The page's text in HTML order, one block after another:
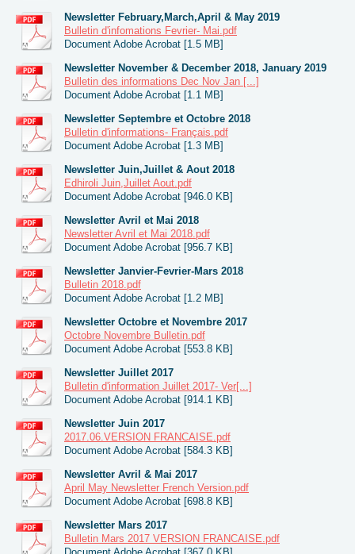
Newsletter February,March,April & May 2019
Bulletin d'infomations Fevrier- Mai.pdf
Document Adobe Acrobat [1.5 MB]
Newsletter November & December 2018, January 2019
Bulletin des informations Dec Nov Jan [...]
Document Adobe Acrobat [1.1 MB]
Newsletter Septembre et Octobre 2018
Bulletin d'informations- Français.pdf
Document Adobe Acrobat [1.3 MB]
Newsletter Juin,Juillet & Aout 2018
Edhiroli Juin,Juillet Aout.pdf
Document Adobe Acrobat [946.0 KB]
Newsletter Avril et Mai 2018
Newsletter Avril et Mai 2018.pdf
Document Adobe Acrobat [956.7 KB]
Newsletter Janvier-Fevrier-Mars 2018
Bulletin 2018.pdf
Document Adobe Acrobat [1.2 MB]
Newsletter Octobre et Novembre 2017
Octobre Novembre Bulletin.pdf
Document Adobe Acrobat [553.8 KB]
Newsletter Juillet 2017
Bulletin d'information Juillet 2017- Ver[...]
Document Adobe Acrobat [914.1 KB]
Newsletter Juin 2017
2017.06.VERSION FRANCAISE.pdf
Document Adobe Acrobat [584.3 KB]
Newsletter Avril & Mai 2017
April May Newsletter French Version.pdf
Document Adobe Acrobat [698.8 KB]
Newsletter Mars 2017
Bulletin Mars 2017 VERSION FRANCAISE.pdf